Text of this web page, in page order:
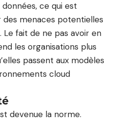
ce qui est
menaces potentielles
fait de ne pas avoir en
les organisations plus
passent aux modèles
cloud
devenue la norme.